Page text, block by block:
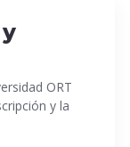
ORT
y la